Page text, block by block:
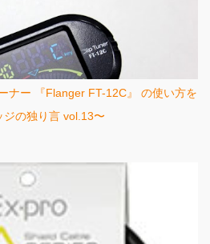
ナー 『Flanger FT-12C』 の使い方を
の独り言 vol.13〜